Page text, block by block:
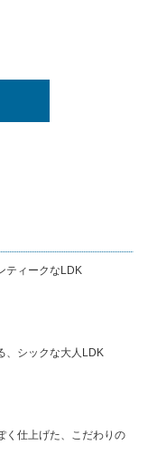
ティークなLDK
、シックな大人LDK
く仕上げた、こだわりの